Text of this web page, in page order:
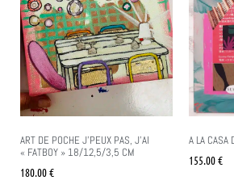
ART DE POCHE J’PEUX PAS, J’AI
« FATBOY » 18/12,5/3,5 CM
180.00€
A LA CASA
155.00€